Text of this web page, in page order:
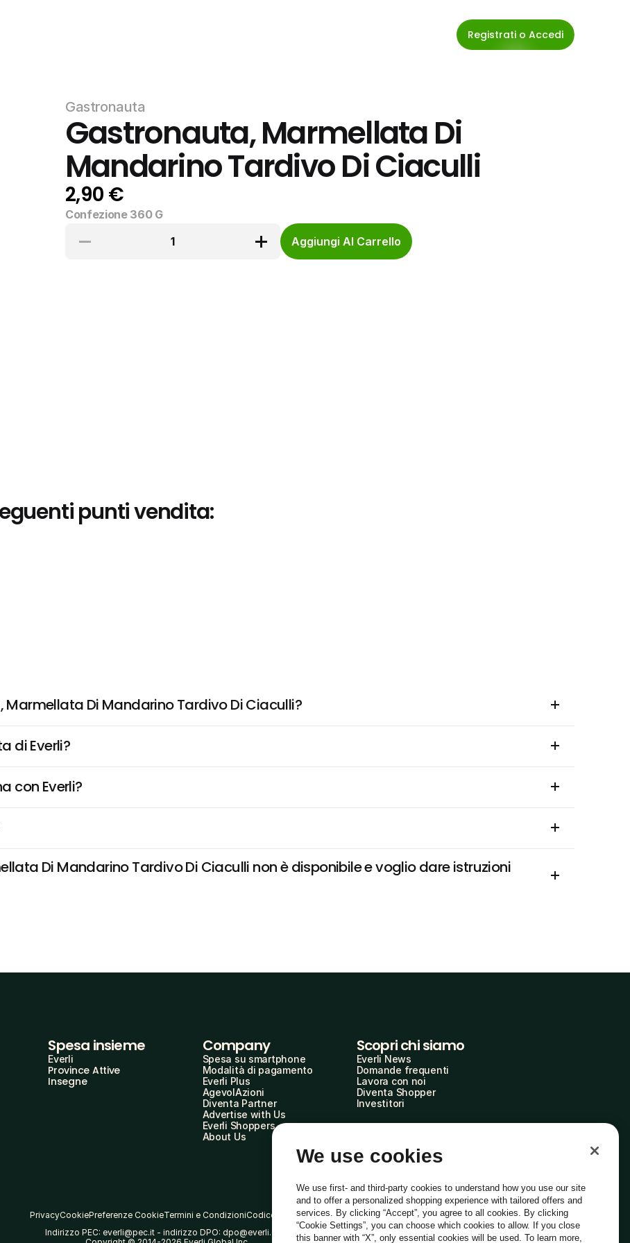
Registrati o Accedi
Gastronauta
Gastronauta, Marmellata Di
Mandarino Tardivo Di Ciaculli
2,90 €
Confezione 360 G
1
Aggiungi Al Carrello
punti vendita:
Di Mandarino Tardivo Di Ciaculli?
di Everli?
con Everli?
Di Mandarino Tardivo Di Ciaculli non è disponibile e voglio dare istruzioni
Spesa insieme
Everli
Province Attive
Insegne
Company
Spesa su smartphone
Modalità di pagamento
Everli Plus
AgevolAzioni
Diventa Partner
Advertise with Us
Everli Shoppers
About Us
Scopri chi siamo
Everli News
Domande frequenti
Lavora con noi
Diventa Shopper
Investitori
PrivacyCookiePreferenze CookieTermini e CondizioniCodice Etico
Indirizzo PEC: everli@pec.it - indirizzo DPO: dpo@everli.com
Italiano
We use cookies
We use first- and third-party cookies to understand how you use our site
and to offer a personalized shopping experience with tailored offers and
services. By clicking “Accept”, you agree to all cookies. By clicking
“Cookie Settings”, you can choose which cookies to allow. If you close
this banner with “X”, only essential cookies will be used. To learn more,